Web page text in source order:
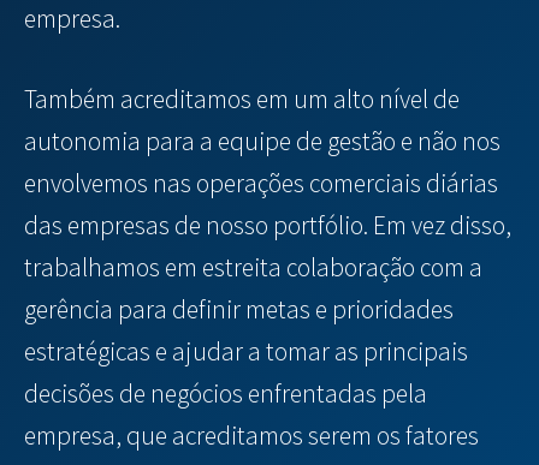
empresa.
Também acreditamos em um alto nível de
autonomia para a equipe de gestão e não nos
envolvemos nas operações comerciais diárias
das empresas de nosso portfólio. Em vez disso,
trabalhamos em estreita colaboração com a
gerência para definir metas e prioridades
estratégicas e ajudar a tomar as principais
decisões de negócios enfrentadas pela
empresa, que acreditamos serem os fatores